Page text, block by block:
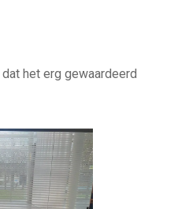
het erg gewaardeerd